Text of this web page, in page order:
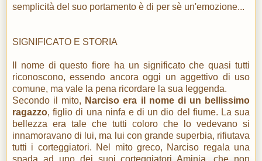
semplicità del suo portamento è di per sè un'emozione...
SIGNIFICATO E STORIA
Il nome di questo fiore ha un significato che quasi tutti
riconoscono, essendo ancora oggi un aggettivo di uso
comune, ma vale la pena ricordare la sua leggenda.
Secondo il mito, Narciso era il nome di un bellissimo
ragazzo, figlio di una ninfa e di un dio del fiume. La sua
bellezza era tale che tutti coloro che lo vedevano si
innamoravano di lui, ma lui con grande superbia, rifiutava
tutti i corteggiatori. Nel mito greco, Narciso regala una